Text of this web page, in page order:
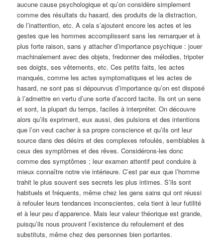
aucune cause psychologique et qu’on considère simplement
comme des résultats du hasard, des produits de la distraction,
de l’inattention, etc. A cela s’ajoutent encore les actes et les
gestes que les hommes accomplissent sans les remarquer et à
plus forte raison, sans y attacher d’importance psychique : jouer
machinalement avec des objets, fredonner des mélodies, tripoter
ses doigts, ses vêtements, etc. Ces petits faits, les actes
manqués, comme les actes symptomatiques et les actes de
hasard, ne sont pas si dépourvus d’importance qu’on est disposé
à l’admettre en vertu d’une sorte d’accord tacite. Ils ont un sens
et sont, la plupart du temps, faciles à interpréter. On découvre
alors qu’ils expriment, eux aussi, des pulsions et des intentions
que l’on veut cacher à sa propre conscience et qu’ils ont leur
source dans des désirs et des complexes refoulés, semblables à
ceux des symptômes et des rêves. Considérons-les donc
comme des symptômes ; leur examen attentif peut conduire à
mieux connaître notre vie intérieure. C’est par eux que l’homme
trahit le plus souvent ses secrets les plus intimes. S’ils sont
habituels et fréquents, même chez les gens sains qui ont réussi
à refouler leurs tendances inconscientes, cela tient à leur futilité
et à leur peu d’apparence. Mais leur valeur théorique est grande,
puisqu’ils nous prouvent l’existence du refoulement et des
substituts, même chez des personnes bien portantes.